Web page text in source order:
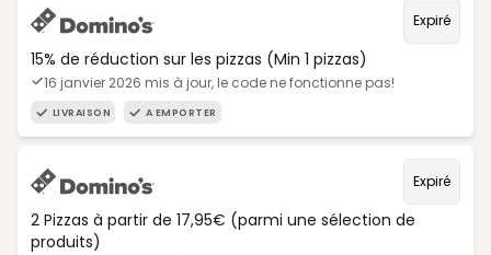
Expiré
15% de réduction sur les pizzas (Min 1 pizzas)
16 janvier 2026 mis à jour, le code ne fonctionne pas!
LIVRAISON A EMPORTER
Expiré
2 Pizzas à partir de 17,95€ (parmi une sélection de
produits)